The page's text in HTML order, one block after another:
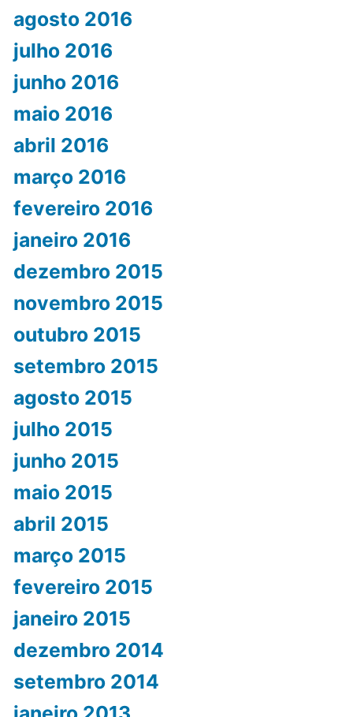
agosto 2016
julho 2016
junho 2016
maio 2016
abril 2016
março 2016
fevereiro 2016
janeiro 2016
dezembro 2015
novembro 2015
outubro 2015
setembro 2015
agosto 2015
julho 2015
junho 2015
maio 2015
abril 2015
março 2015
fevereiro 2015
janeiro 2015
dezembro 2014
setembro 2014